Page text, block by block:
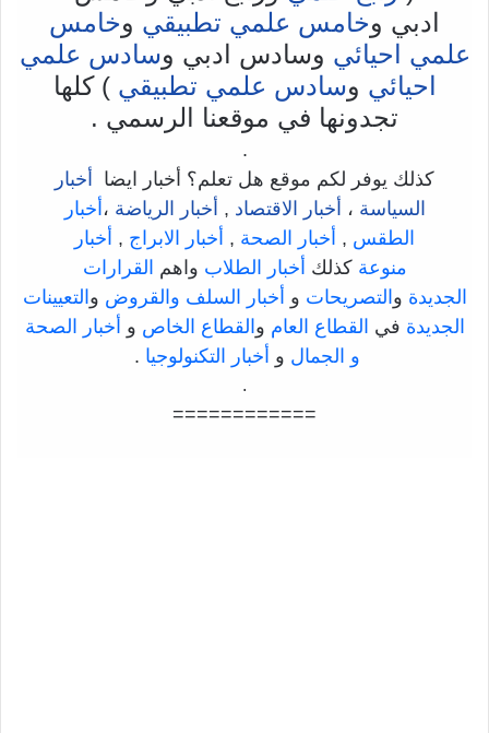
ادبي وخامس علمي تطبيقي وخامس
علمي احيائي وسادس ادبي وسادس علمي
احيائي وسادس علمي تطبيقي ) كلها
تجدونها في موقعنا الرسمي .
.
كذلك يوفر لكم موقع هل تعلم؟ أخبار ايضا
أخبار
السياسة ، أخبار الاقتصاد , أخبار الرياضة ، أخبار
الطقس , أخبار الصحة , أخبار الابراج , أخبار
منوعة كذلك أخبار الطلاب واهم القرارات
الجديدة و التصريحات و أخبار السلف والقروض و التعيينات
الجديدة في القطاع العام و القطاع الخاص و أخبار الصحة
و الجمال و أخبار التكنولوجيا .
.
============